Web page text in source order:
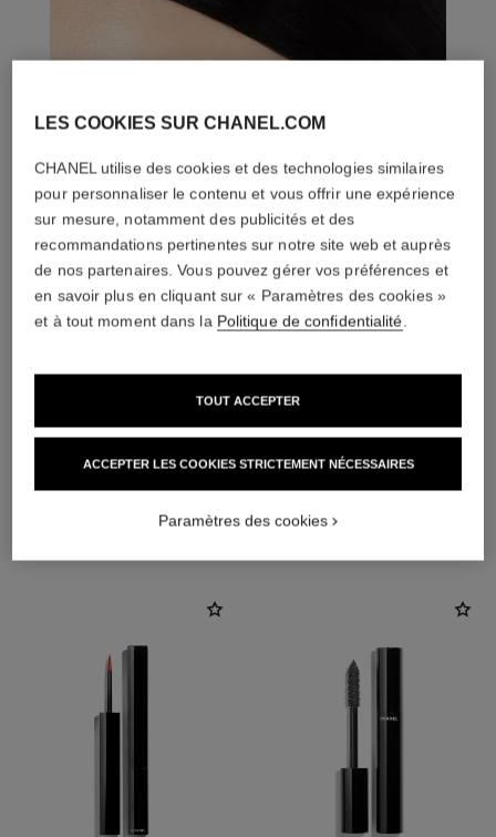
L'ACCORD PARFAIT
LES COOKIES SUR CHANEL.COM
CHANEL utilise des cookies et des technologies similaires
pour personnaliser le contenu et vous offrir une expérience
sur mesure, notamment des publicités et des
recommandations pertinentes sur notre site web et auprès
de nos partenaires. Vous pouvez gérer vos préférences et
en savoir plus en cliquant sur « Paramètres des cookies »
et à tout moment dans la Politique de confidentialité.
ACCEPTER LES COOKIES STRICTEMENT NÉCESSAIRES
TOUT ACCEPTER
Paramètres des cookies